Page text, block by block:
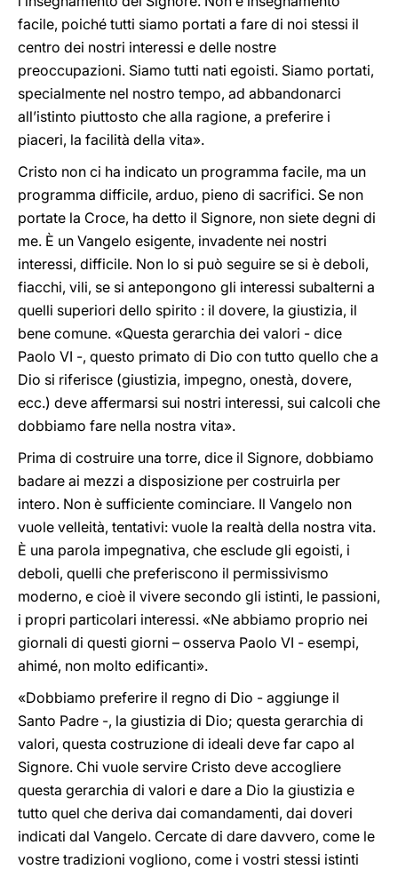
facile, poiché tutti siamo portati a fare di noi stessi il
centro dei nostri interessi e delle nostre
preoccupazioni. Siamo tutti nati egoisti. Siamo portati,
specialmente nel nostro tempo, ad abbandonarci
all’istinto piuttosto che alla ragione, a preferire i
piaceri, la facilità della vita».
Cristo non ci ha indicato un programma facile, ma un
programma difficile, arduo, pieno di sacrifici. Se non
portate la Croce, ha detto il Signore, non siete degni di
me. È un Vangelo esigente, invadente nei nostri
interessi, difficile. Non lo si può seguire se si è deboli,
fiacchi, vili, se si antepongono gli interessi subalterni a
quelli superiori dello spirito : il dovere, la giustizia, il
bene comune. «Questa gerarchia dei valori - dice
Paolo VI -, questo primato di Dio con tutto quello che a
Dio si riferisce (giustizia, impegno, onestà, dovere,
ecc.) deve affermarsi sui nostri interessi, sui calcoli che
dobbiamo fare nella nostra vita».
Prima di costruire una torre, dice il Signore, dobbiamo
badare ai mezzi a disposizione per costruirla per
intero. Non è sufficiente cominciare. Il Vangelo non
vuole velleità, tentativi: vuole la realtà della nostra vita.
È una parola impegnativa, che esclude gli egoisti, i
deboli, quelli che preferiscono il permissivismo
moderno, e cioè il vivere secondo gli istinti, le passioni,
i propri particolari interessi. «Ne abbiamo proprio nei
giornali di questi giorni – osserva Paolo VI - esempi,
ahimé, non molto edificanti».
«Dobbiamo preferire il regno di Dio - aggiunge il
Santo Padre -, la giustizia di Dio; questa gerarchia di
valori, questa costruzione di ideali deve far capo al
Signore. Chi vuole servire Cristo deve accogliere
questa gerarchia di valori e dare a Dio la giustizia e
tutto quel che deriva dai comandamenti, dai doveri
indicati dal Vangelo. Cercate di dare davvero, come le
vostre tradizioni vogliono, come i vostri stessi istinti